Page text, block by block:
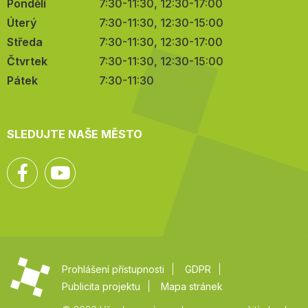
Pondělí
7:30-11:30, 12:30-17:00
Úterý
7:30-11:30, 12:30-15:00
Středa
7:30-11:30, 12:30-17:00
Čtvrtek
7:30-11:30, 12:30-15:00
Pátek
7:30-11:30
SLEDUJTE NAŠE MĚSTO
Facebook
Prohlášení přístupnosti
GDPR
Publicita projektu
Mapa stránek